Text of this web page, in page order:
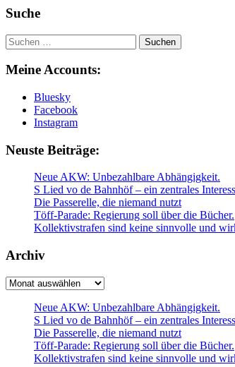
Suche
Suchen
nach:
Meine Accounts:
Bluesky
Facebook
Instagram
Neuste Beiträge:
Neue AKW: Unbezahlbare Abhängigkeit.
S Lied vo de Bahnhöf – ein zentrales
Die Passerelle, die niemand nutzt
Töff-Parade: Regierung soll über die Bücher.
Kollektivstrafen sind keine sinnvolle und
Archiv
Archiv
Neue AKW: Unbezahlbare Abhängigkeit.
S Lied vo de Bahnhöf – ein zentrales
Die Passerelle, die niemand nutzt
Töff-Parade: Regierung soll über die Bücher.
Kollektivstrafen sind keine sinnvolle und